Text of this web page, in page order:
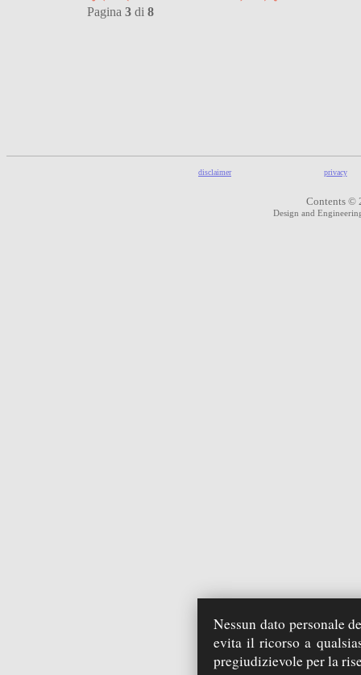
Pagina 3di 8
disclaimer privacy
Contents ©
Design and
Nessun dato personale
evita il ricorso a
pregiudizievole per la